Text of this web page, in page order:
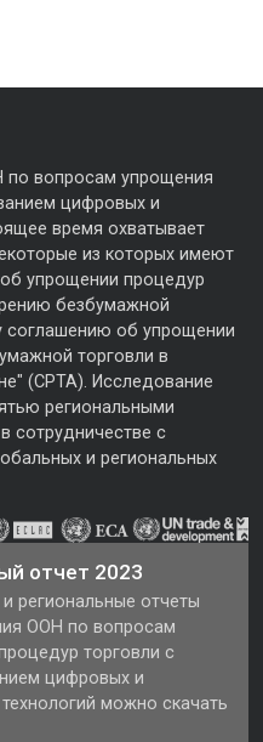
по вопросам упрощения
цифровых и
время охватывает
из которых имеют
упрощении процедур
безбумажной
соглашению об упрощении
торговли в
(CPTA). Исследование
региональными
с
и региональных
отчет 2023
региональные отчеты
ООН по вопросам
торговли с
цифровых и
можно скачать